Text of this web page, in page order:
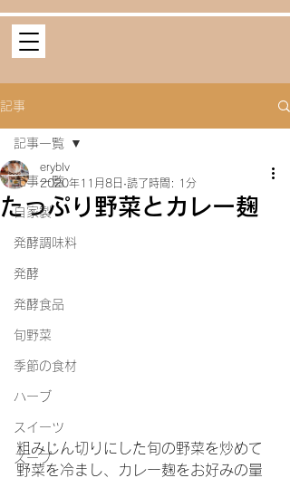
記事
記事一覧
自家製
発酵調味料
発酵
発酵食品
旬野菜
季節の食材
ハーブ
スイーツ
スープ
記事一覧
たっぷり野菜とカレー麹
eryblv
2020年11月8日 読了時間: 1分
粗みじん切りにした旬の野菜を炒めて
野菜を冷まし、カレー麹をお好みの量